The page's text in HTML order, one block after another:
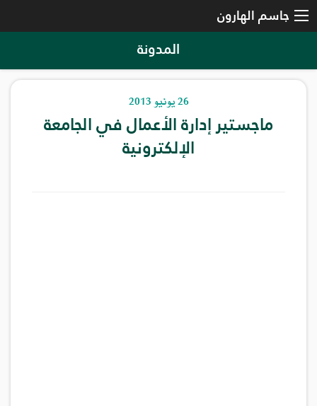
جاسم الهارون
المدونة
26 يونيو 2013
ماجستير إدارة الأعمال في الجامعة
الإلكترونية